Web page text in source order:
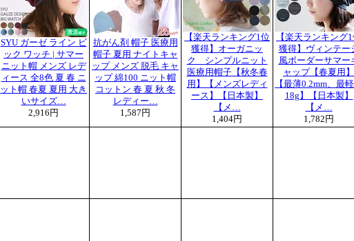
SYU ガーゼ ライン ビ
ック ワッチ | サマー
ニット帽 メンズ レデ
ィース 全8色 夏 春 ニ
ット帽 春夏 夏用 大き
いサイズ…
2,916円
抗がん剤 帽子 医療用
帽子 夏用 ナイトキャ
ップ メンズ 脱毛 キャ
ップ 綿100 ニット帽
コットン 春 夏 秋 冬
レディー…
1,587円
【楽天ランキング1位
獲得】オーガニッ
ク シンプルニット
医療用帽子【秋冬春
用】【メンズレディ
ース】【日本製】
【メ…
1,404円
【楽天ランキング
獲得】ヴィンテー
風ボーダーサマー
ャップ【春夏用】
【最薄0.2mm、最
18g】【日本製】
【メ…
1,782円